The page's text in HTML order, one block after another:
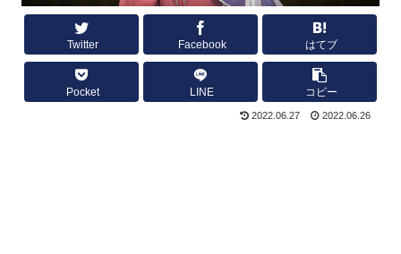
Twitter Facebook はてブ
Pocket LINE コピー
2022.06.27 2022.06.26